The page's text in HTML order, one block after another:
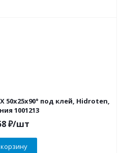
под клей, Hidroten,
1001213
₽/шт